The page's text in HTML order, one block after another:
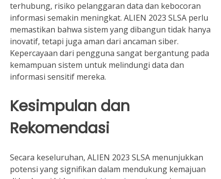
terhubung, risiko pelanggaran data dan kebocoran
informasi semakin meningkat. ALIEN 2023 SLSA perlu
memastikan bahwa sistem yang dibangun tidak hanya
inovatif, tetapi juga aman dari ancaman siber.
Kepercayaan dari pengguna sangat bergantung pada
kemampuan sistem untuk melindungi data dan
informasi sensitif mereka.
Kesimpulan dan
Rekomendasi
Secara keseluruhan, ALIEN 2023 SLSA menunjukkan
potensi yang signifikan dalam mendukung kemajuan